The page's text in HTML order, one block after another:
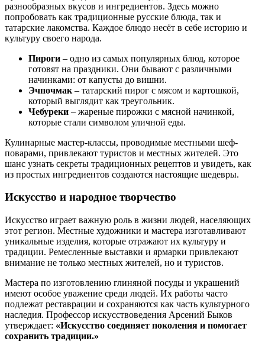
разнообразных вкусов и ингредиентов. Здесь можно
попробовать как традиционные русские блюда, так и
татарские лакомства. Каждое блюдо несёт в себе историю и
культуру своего народа.
Пироги – одно из самых популярных блюд, которое
готовят на праздники. Они бывают с различными
начинками: от капусты до вишни.
Эчпочмак – татарский пирог с мясом и картошкой,
который выглядит как треугольник.
Чебуреки – жареные пирожки с мясной начинкой,
которые стали символом уличной еды.
Кулинарные мастер-классы, проводимые местными шеф-
поварами, привлекают туристов и местных жителей. Это
шанс узнать секреты традиционных рецептов и увидеть, как
из простых ингредиентов создаются настоящие шедевры.
Искусство и народное творчество
Искусство играет важную роль в жизни людей, населяющих
этот регион. Местные художники и мастера изготавливают
уникальные изделия, которые отражают их культуру и
традиции. Ремесленные выставки и ярмарки привлекают
внимание не только местных жителей, но и туристов.
Мастера по изготовлению глиняной посуды и украшений
имеют особое уважение среди людей. Их работы часто
подлежат реставрации и сохраняются как часть культурного
наследия. Профессор искусствоведения Арсений Быков
утверждает: «Искусство соединяет поколения и помогает
сохранить традиции.»